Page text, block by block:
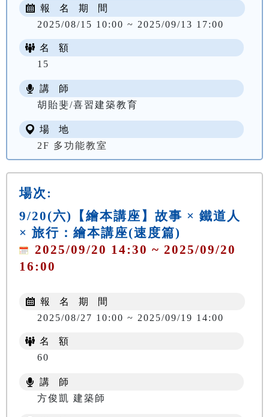
報 名 期 間
2025/08/15 10:00 ~ 2025/09/13 17:00
名 額
15
講 師
胡貽斐/喜習建築教育
場 地
2F 多功能教室
場次:
9/20(六)【繪本講座】故事 × 鐵道人
× 旅行：繪本講座(速度篇)
2025/09/20 14:30 ~ 2025/09/20
16:00
報 名 期 間
2025/08/27 10:00 ~ 2025/09/19 14:00
名 額
60
講 師
方俊凱 建築師